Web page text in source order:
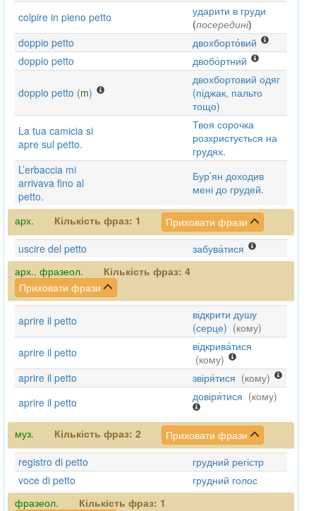
colpire in pieno petto
ударити в груди
(посередині)
doppio petto
двохборто́вий
doppio petto
двобо́ртний
doppio petto (m)
двохбортовий одяг
(піджак, пальто
тощо)
La tua camicia si
apre sul petto.
Твоя сорочка
розхристується на
грудях.
L’erbaccia mi
arrivava fino al
petto.
Бур’ян доходив
мені до грудей.
арх. Кількість фраз: 1
Приховати фрази
uscire del petto
забува́тися
арх., фразеол. Кількість фраз: 4
Приховати фрази
aprire il petto
відкрити душу
(серце) (кому)
aprire il petto
відкрива́тися
(кому)
aprire il petto
звіря́тися (кому)
aprire il petto
довіря́тися (кому)
муз. Кількість фраз: 2
Приховати фрази
registro di petto
грудний регістр
voce di petto
грудний голос
фразеол.
Кількість фраз: 1